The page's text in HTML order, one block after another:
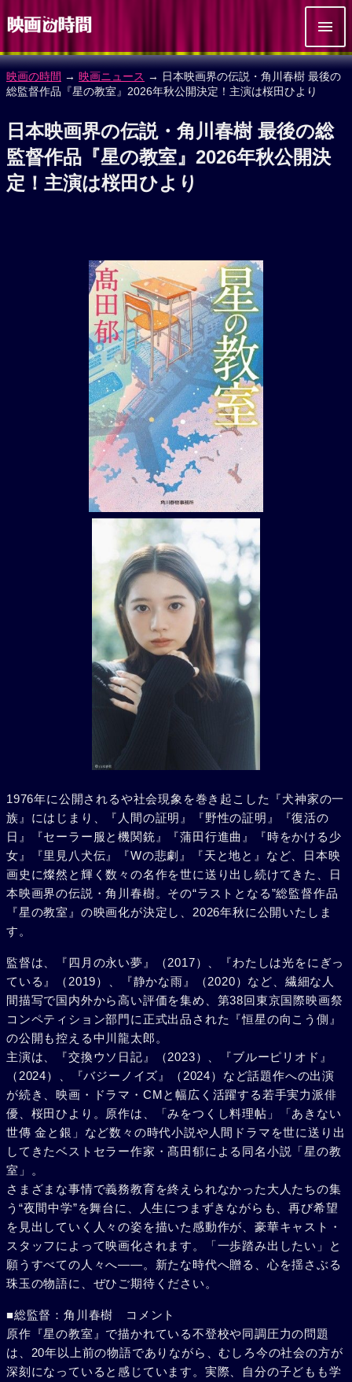
映画の時間 → 映画ニュース → 日本映画界の伝説・角川春樹 最後の
総監督作品『星の教室』2026年秋公開決定！主演は桜田ひより
日本映画界の伝説・角川春樹 最後の総
監督作品『星の教室』2026年秋公開決
定！主演は桜田ひより
1976年に公開されるや社会現象を巻き起こした『犬神家の一
族』にはじまり、『人間の証明』『野性の証明』『復活の
日』『セーラー服と機関銃』『蒲田行進曲』『時をかける少
女』『里見八犬伝』『Wの悲劇』『天と地と』など、日本映
画史に燦然と輝く数々の名作を世に送り出し続けてきた、日
本映画界の伝説・角川春樹。その“ラストとなる”総監督作品
『星の教室』の映画化が決定し、2026年秋に公開いたしま
す。
監督は、『四月の永い夢』（2017）、『わたしは光をにぎっ
ている』（2019）、『静かな雨』（2020）など、繊細な人
間描写で国内外から高い評価を集め、第38回東京国際映画祭
コンペティション部門に正式出品された『恒星の向こう側』
の公開も控える中川龍太郎。
主演は、『交換ウソ日記』（2023）、『ブルーピリオド』
（2024）、『バジーノイズ』（2024）など話題作への出演
が続き、映画・ドラマ・CMと幅広く活躍する若手実力派俳
優、桜田ひより。原作は、「みをつくし料理帖」「あきない
世傳 金と銀」など数々の時代小説や人間ドラマを世に送り出
してきたベストセラー作家・髙田郁による同名小説「星の教
室」。
さまざまな事情で義務教育を終えられなかった大人たちの集
う“夜間中学”を舞台に、人生につまずきながらも、再び希望
を見出していく人々の姿を描いた感動作が、豪華キャスト・
スタッフによって映画化されます。「一歩踏み出したい」と
願うすべての人々へ――。新たな時代へ贈る、心を揺さぶる
珠玉の物語に、ぜひご期待ください。
■総監督：角川春樹 コメント
原作『星の教室』で描かれている不登校や同調圧力の問題
は、20年以上前の物語でありながら、むしろ今の社会の方が
深刻になっていると感じています。実際、自分の子どもも学